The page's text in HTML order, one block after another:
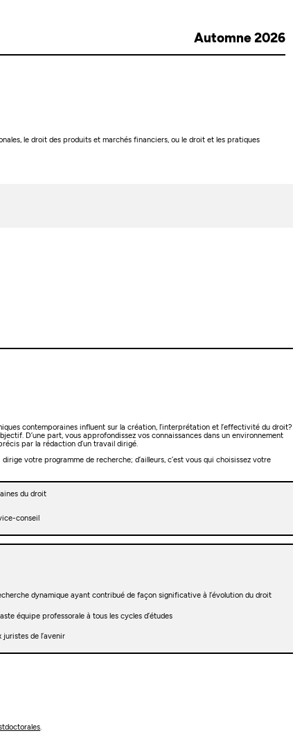
Automne 2026
le droit des produits et marchés financiers, ou le droit et les pratiques
contemporaines influent sur la création, l’interprétation et l’effectivité du droit?
D’une part, vous approfondissez vos connaissances dans un environnement
par la rédaction d’un travail dirigé.
votre programme de recherche; d’ailleurs, c’est vous qui choisissez votre
du droit
conseil
dynamique ayant contribué de façon significative à l’évolution du droit
équipe professorale à tous les cycles d’études
de l’avenir
.